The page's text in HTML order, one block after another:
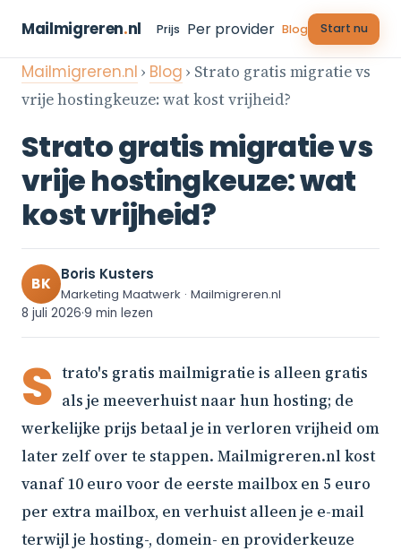
Mailmigreren.nl Prijs Per provider Blog Start nu
Mailmigreren.nl › Blog › Strato gratis migratie vs
vrije hostingkeuze: wat kost vrijheid?
Strato gratis migratie vs
vrije hostingkeuze: wat
kost vrijheid?
BK Boris Kusters
Marketing Maatwerk · Mailmigreren.nl
8 juli 2026·9 min lezen
S trato's gratis mailmigratie is alleen gratis
als je meeverhuist naar hun hosting; de
werkelijke prijs betaal je in verloren vrijheid om
later zelf over te stappen. Mailmigreren.nl kost
vanaf 10 euro voor de eerste mailbox en 5 euro
per extra mailbox, en verhuist alleen je e-mail
terwijl je hosting-, domein- en providerkeuze